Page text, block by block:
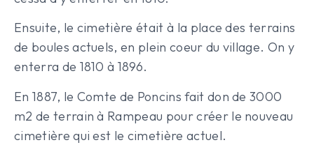
Ensuite, le cimetière était à la place des terrains
de boules actuels, en plein coeur du village. On y
enterra de 1810 à 1896.
En 1887, le Comte de Poncins fait don de 3000
m2 de terrain à Rampeau pour créer le nouveau
cimetière qui est le cimetière actuel.